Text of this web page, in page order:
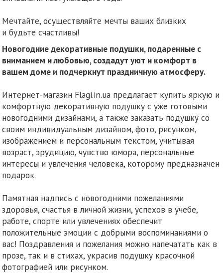
Мечтайте, осуществляйте мечты ваших близких
и будьте счастливы!
Новогодние декоративные подушки, подаренные с
вниманием и любовью, создадут уют и комфорт в
вашем доме и подчеркнут праздничную атмосферу.
Интернет-магазин Flagi.in.ua предлагает купить яркую и
комфортную декоративную подушку с уже готовыми
новогодними дизайнами, а также заказать подушку со
своим индивидуальным дизайном, фото, рисунком,
изображением и персональным текстом, учитывая
возраст, эрудицию, чувство юмора, персональные
интересы и увлечения человека, которому предназначен
подарок.
Памятная надпись с новогодними пожеланиями
здоровья, счастья в личной жизни, успехов в учебе,
работе, спорте или увлечениях обеспечит
положительные эмоции с добрыми воспоминаниями о
вас! Поздравления и пожелания можно напечатать как в
прозе, так и в стихах, украсив подушку красочной
фотографией или рисунком.